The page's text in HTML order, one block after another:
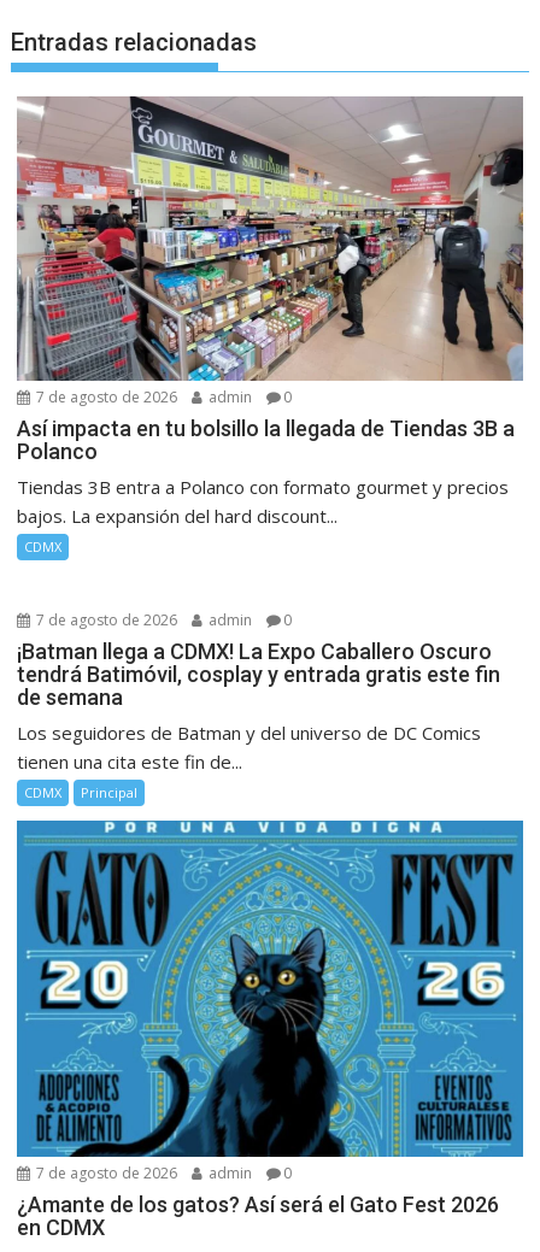
Entradas relacionadas
7 de agosto de 2026 admin 0
Así impacta en tu bolsillo la llegada de Tiendas 3B a
Polanco
Tiendas 3B entra a Polanco con formato gourmet y precios
bajos. La expansión del hard discount...
CDMX
7 de agosto de 2026 admin 0
¡Batman llega a CDMX! La Expo Caballero Oscuro
tendrá Batimóvil, cosplay y entrada gratis este fin
de semana
Los seguidores de Batman y del universo de DC Comics
tienen una cita este fin de...
CDMX Principal
7 de agosto de 2026 admin 0
¿Amante de los gatos? Así será el Gato Fest 2026
en CDMX